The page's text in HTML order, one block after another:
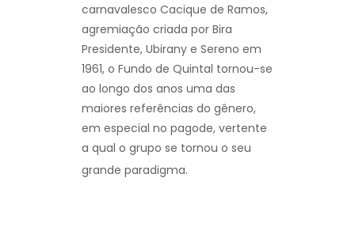
carnavalesco Cacique de Ramos,
agremiação criada por Bira
Presidente, Ubirany e Sereno em
1961, o Fundo de Quintal tornou-se
ao longo dos anos uma das
maiores referências do gênero,
em especial no pagode, vertente
a qual o grupo se tornou o seu
grande paradigma.